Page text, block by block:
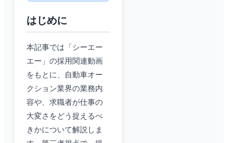
はじめに
本記事では「シーエー
エー」の採用関連動画
をもとに、自動車オー
クション業界の業務内
容や、求職者が仕事の
大変さをどう捉えるべ
きかについて解説しま